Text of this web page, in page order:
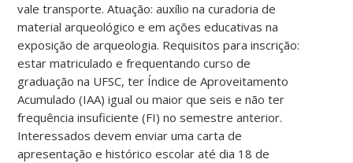
vale transporte. Atuação: auxílio na curadoria de
material arqueológico e em ações educativas na
exposição de arqueologia. Requisitos para inscrição:
estar matriculado e frequentando curso de
graduação na UFSC, ter Índice de Aproveitamento
Acumulado (IAA) igual ou maiorque seis e não ter
frequência insuficiente (FI) no semestre anterior.
Interessados devem enviar uma carta de
apresentação e histórico escolar até dia 18 de